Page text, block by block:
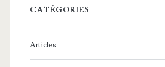
c
:
CATÉGORIES
Articles